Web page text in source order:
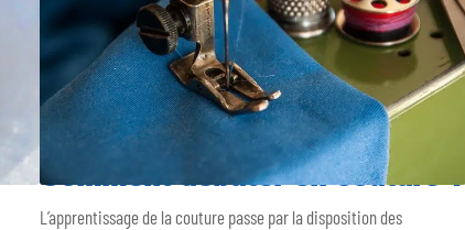
Comment débuter en couture ?
L’apprentissage de la couture passe par la disposition des